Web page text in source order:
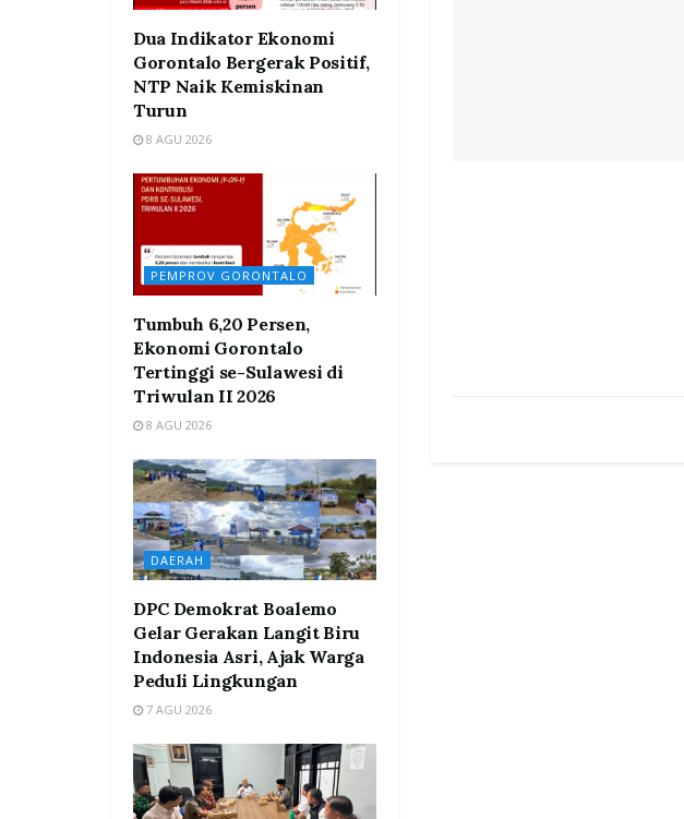
Dua Indikator Ekonomi
Gorontalo Bergerak Positif,
NTP Naik Kemiskinan
Turun
8 AGU 2026
PEMPROV GORONTALO
Tumbuh 6,20 Persen,
Ekonomi Gorontalo
Tertinggi se-Sulawesi di
Triwulan II 2026
8 AGU 2026
DAERAH
DPC Demokrat Boalemo
Gelar Gerakan Langit Biru
Indonesia Asri, Ajak Warga
Peduli Lingkungan
7 AGU 2026